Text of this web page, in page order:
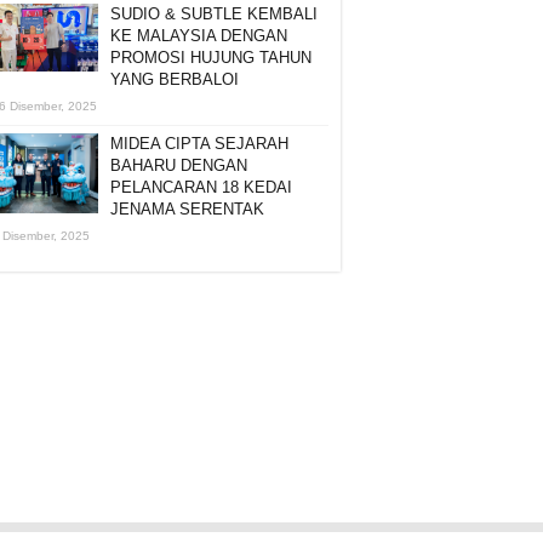
SUDIO & SUBTLE KEMBALI
KE MALAYSIA DENGAN
PROMOSI HUJUNG TAHUN
YANG BERBALOI
Disember, 2025
MIDEA CIPTA SEJARAH
BAHARU DENGAN
PELANCARAN 18 KEDAI
JENAMA SERENTAK
Disember, 2025